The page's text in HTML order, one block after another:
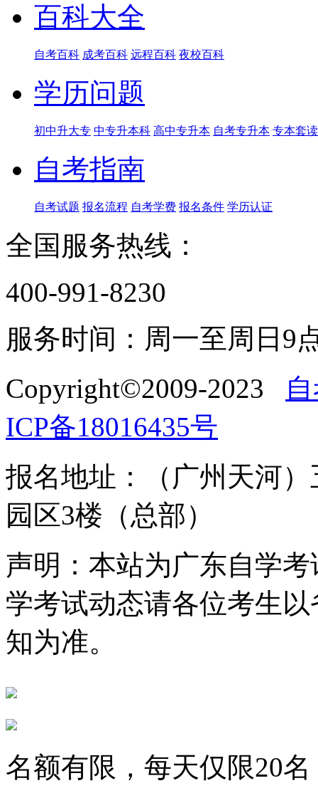
百科大全
自考百科 成考百科 远程百科 夜校百科
学历问题
初中升大专 中专升本科 高中专升本 自考专升本 专本套读
自考指南
自考试题 报名流程 自考学费 报名条件 学历认证
全国服务热线：
400-991-8230
服务时间：周一至周日9
Copyright©2009-2023
ICP备18016435号
报名地址：（广州天河
园区3楼（总部）
声明：本站为广东自学
学考试动态请各位考生
知为准。
名额有限，每天仅限20名